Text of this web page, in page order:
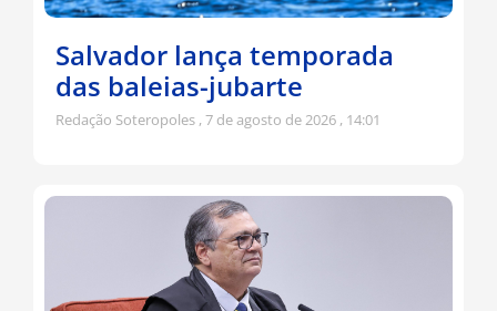
Salvador lança temporada
das baleias-jubarte
Redação Soteropoles 7 de agosto de 2026 14:01